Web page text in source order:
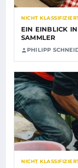
NICHT
EIN EINBLICK
SAMMLER
PHILIPP
NICHT